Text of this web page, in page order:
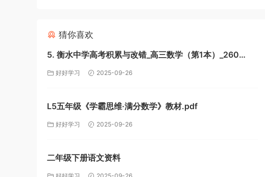
猜你喜欢
5. 衡水中学高考积累与改错_高三数学（第1本）_260
页.pdf
好好学习 2025-09-26
L5五年级《学霸思维·满分数学》教材.pdf
好好学习 2025-09-26
二年级下册语文资料